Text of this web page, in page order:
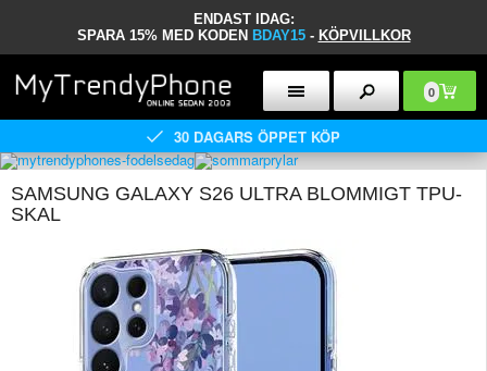
ENDAST IDAG:
SPARA 15% MED KODEN BDAY15 - KÖPVILLKOR
0
30 DAGARS ÖPPET KÖP
SAMSUNG GALAXY S26 ULTRA BLOMMIGT TPU-
SKAL